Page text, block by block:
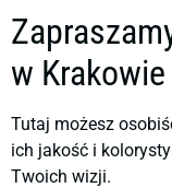
w Krakowie
Tutaj możesz
ich jakość i
Twoich wizji.